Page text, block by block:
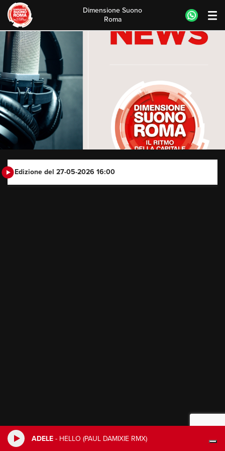
ADELE - HELLO (PAUL DAMIXIE RMX)
Skip
to
content
Dimensione Suono
Roma
Edizione del 27-05-2026 16:00